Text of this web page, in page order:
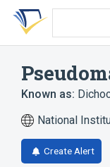
Skip
search
Skip
Skip
account
Known as:
National
Create Alert